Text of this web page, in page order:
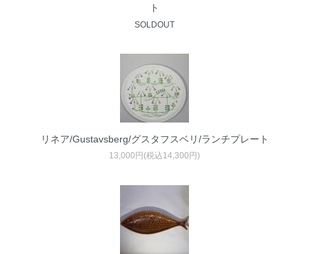
ト
SOLDOUT
リネア/Gustavsberg/グスタフスベリ/ランチプレート
13,000円(税込14,300円)